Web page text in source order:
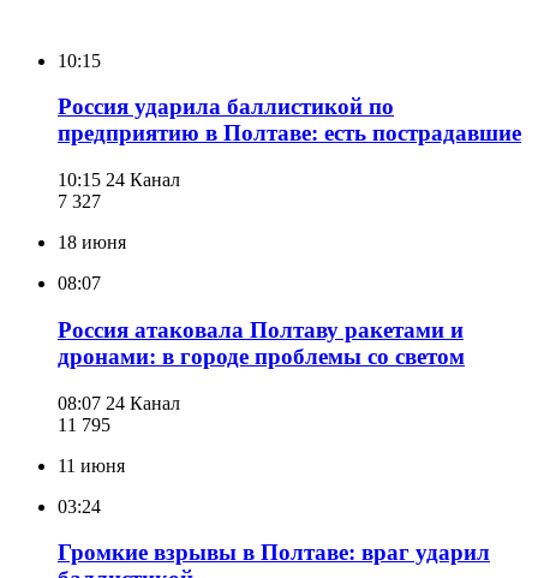
10:15
Россия ударила баллистикой по
предприятию в Полтаве: есть пострадавшие
10:15 24 Канал
7 327
18 июня
08:07
Россия атаковала Полтаву ракетами и
дронами: в городе проблемы со светом
08:07 24 Канал
11 795
11 июня
03:24
Громкие взрывы в Полтаве: враг ударил